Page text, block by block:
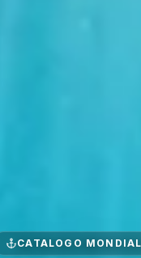
CATALOGO